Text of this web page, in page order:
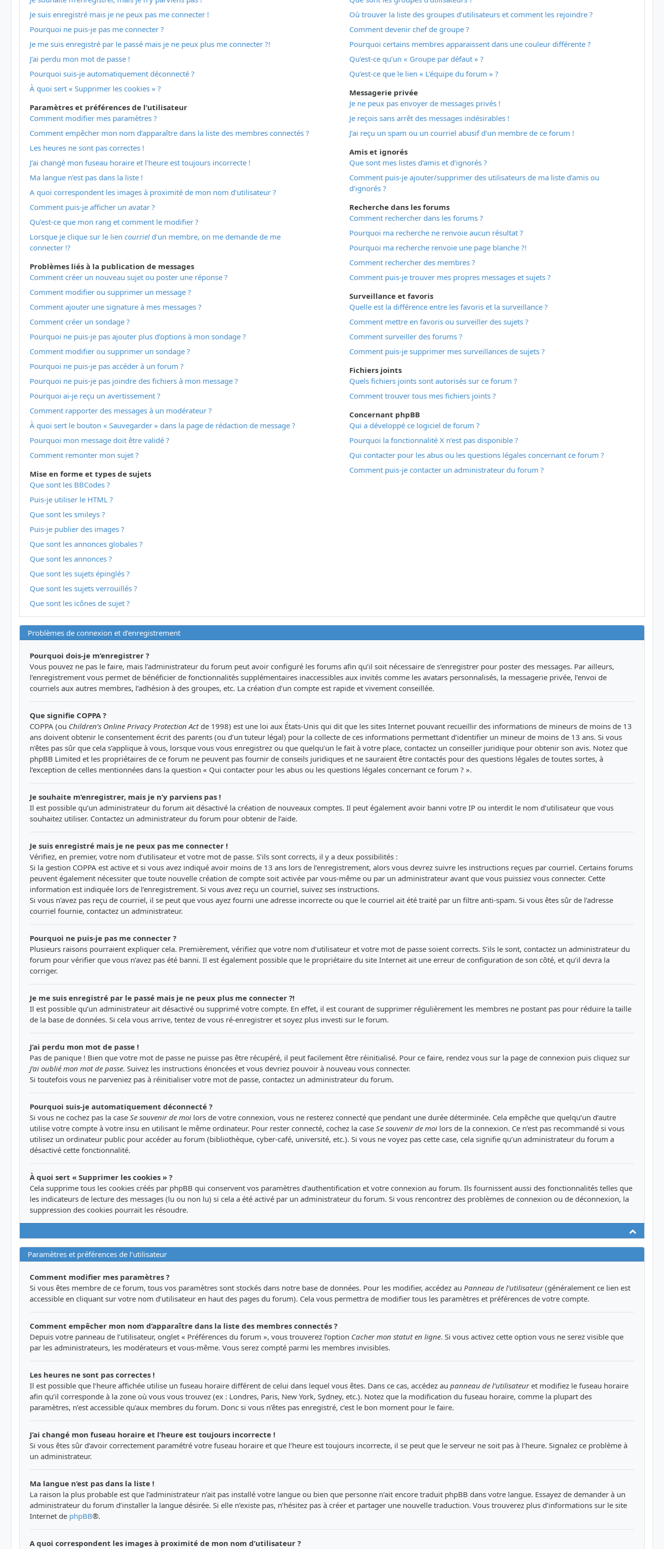
Je suis enregistré mais je ne peux pas me connecter !
Pourquoi ne puis-je pas me connecter ?
Je me suis enregistré par le passé mais je ne peux plus me connecter ?!
J’ai perdu mon mot de passe !
Pourquoi suis-je automatiquement déconnecté ?
À quoi sert « Supprimer les cookies » ?
Paramètres et préférences de l’utilisateur
Comment modifier mes paramètres ?
Comment empêcher mon nom d’apparaître dans la liste des membres connectés ?
Les heures ne sont pas correctes !
J’ai changé mon fuseau horaire et l’heure est toujours incorrecte !
Ma langue n’est pas dans la liste !
A quoi correspondent les images à proximité de mon nom d’utilisateur ?
Comment puis-je afficher un avatar ?
Qu’est-ce que mon rang et comment le modifier ?
Lorsque je clique sur le lien courriel d’un membre, on me demande de me
connecter !?
Problèmes liés à la publication de messages
Comment créer un nouveau sujet ou poster une réponse ?
Comment modifier ou supprimer un message ?
Comment ajouter une signature à mes messages ?
Comment créer un sondage ?
Pourquoi ne puis-je pas ajouter plus d’options à mon sondage ?
Comment modifier ou supprimer un sondage ?
Pourquoi ne puis-je pas accéder à un forum ?
Pourquoi ne puis-je pas joindre des fichiers à mon message ?
Pourquoi ai-je reçu un avertissement ?
Comment rapporter des messages à un modérateur ?
À quoi sert le bouton « Sauvegarder » dans la page de rédaction de message ?
Pourquoi mon message doit être validé ?
Comment remonter mon sujet ?
Mise en forme et types de sujets
Que sont les BBCodes ?
Puis-je utiliser le HTML ?
Que sont les smileys ?
Puis-je publier des images ?
Que sont les annonces globales ?
Que sont les annonces ?
Que sont les sujets épinglés ?
Que sont les sujets verrouillés ?
Que sont les icônes de sujet ?
Où trouver la liste des groupes d’utilisateurs et comment les rejoindre ?
Comment devenir chef de groupe ?
Pourquoi certains membres apparaissent dans une couleur différente ?
Qu’est-ce qu’un « Groupe par défaut » ?
Qu’est-ce que le lien « L’équipe du forum » ?
Messagerie privée
Je ne peux pas envoyer de messages privés !
Je reçois sans arrêt des messages indésirables !
J’ai reçu un spam ou un courriel abusif d’un membre de ce forum !
Amis et ignorés
Que sont mes listes d’amis et d’ignorés ?
Comment puis-je ajouter/supprimer des utilisateurs de ma liste d’amis ou
d’ignorés ?
Recherche dans les forums
Comment rechercher dans les forums ?
Pourquoi ma recherche ne renvoie aucun résultat ?
Pourquoi ma recherche renvoie une page blanche ?!
Comment rechercher des membres ?
Comment puis-je trouver mes propres messages et sujets ?
Surveillance et favoris
Quelle est la différence entre les favoris et la surveillance ?
Comment mettre en favoris ou surveiller des sujets ?
Comment surveiller des forums ?
Comment puis-je supprimer mes surveillances de sujets ?
Fichiers joints
Quels fichiers joints sont autorisés sur ce forum ?
Comment trouver tous mes fichiers joints ?
Concernant phpBB
Qui a développé ce logiciel de forum ?
Pourquoi la fonctionnalité X n’est pas disponible ?
Qui contacter pour les abus ou les questions légales concernant ce forum ?
Comment puis-je contacter un administrateur du forum ?
Problèmes de connexion et d’enregistrement
Pourquoi dois-je m’enregistrer ?
Vous pouvez ne pas le faire, mais l’administrateur du forum peut avoir configuré les forums afin qu’il soit nécessaire de s’enregistrer pour poster des messages. Par ailleurs,
l’enregistrement vous permet de bénéficier de fonctionnalités supplémentaires inaccessibles aux invités comme les avatars personnalisés, la messagerie privée, l’envoi de
courriels aux autres membres, l’adhésion à des groupes, etc. La création d’un compte est rapide et vivement conseillée.
Que signifie COPPA ?
COPPA (ou Children’s Online Privacy Protection Actde 1998) est une loi aux États-Unis qui dit que les sites Internet pouvant recueillir des informations de mineurs de moins de 13
ans doivent obtenir le consentement écrit des parents (ou d’un tuteur légal) pour la collecte de ces informations permettant d’identifier un mineur de moins de 13 ans. Si vous
n’êtes pas sûr que cela s’applique à vous, lorsque vous vous enregistrez ou que quelqu’un le fait à votre place, contactez un conseiller juridique pour obtenir son avis. Notez que
phpBB Limited et les propriétaires de ce forum ne peuvent pas fournir de conseils juridiques et ne sauraient être contactés pour des questions légales de toutes sortes, à
l’exception de celles mentionnées dans la question « Qui contacter pour les abus ou les questions légales concernant ce forum ? ».
Je souhaite m’enregistrer, mais je n’y parviens pas !
Il est possible qu’un administrateur du forum ait désactivé la création de nouveaux comptes. Il peut également avoir banni votre IP ou interdit le nom d’utilisateur que vous
souhaitez utiliser. Contactez un administrateur du forum pour obtenir de l’aide.
Je suis enregistré mais je ne peux pas me connecter !
Vérifiez, en premier, votre nom d’utilisateur et votre mot de passe. S’ils sont corrects, il y a deux possibilités :
Si la gestion COPPA est active et si vous avez indiqué avoir moins de 13 ans lors de l’enregistrement, alors vous devrez suivre les instructions reçues par courriel. Certains forums
peuvent également nécessiter que toute nouvelle création de compte soit activée par vous-même ou par un administrateur avant que vous puissiez vous connecter. Cette
information est indiquée lors de l’enregistrement. Si vous avez reçu un courriel, suivez ses instructions.
Si vous n’avez pas reçu de courriel, il se peut que vous ayez fourni une adresse incorrecte ou que le courriel ait été traité par un filtre anti-spam. Si vous êtes sûr de l’adresse
courriel fournie, contactez un administrateur.
Pourquoi ne puis-je pas me connecter ?
Plusieurs raisons pourraient expliquer cela. Premièrement, vérifiez que votre nom d’utilisateur et votre mot de passe soient corrects. S’ils le sont, contactez un administrateur du
forum pour vérifier que vous n’avez pas été banni. Il est également possible que le propriétaire du site Internet ait une erreur de configuration de son côté, et qu’il devra la
corriger.
Je me suis enregistré par le passé mais je ne peux plus me connecter ?!
Il est possible qu’un administrateur ait désactivé ou supprimé votre compte. En effet, il est courant de supprimer régulièrement les membres ne postant pas pour réduire la taille
de la base de données. Si cela vous arrive, tentez de vous ré-enregistrer et soyez plus investi sur le forum.
J’ai perdu mon mot de passe !
Pas de panique ! Bien que votre mot de passe ne puisse pas être récupéré, il peut facilement être réinitialisé. Pour ce faire, rendez vous sur la page de connexion puis cliquez sur
J’ai oublié mon mot de passe. Suivez les instructions énoncées et vous devriez pouvoir à nouveau vous connecter.
Si toutefois vous ne parveniez pas à réinitialiser votre mot de passe, contactez un administrateur du forum.
Pourquoi suis-je automatiquement déconnecté ?
Si vous ne cochez pas la case Se souvenir de moi lors de votre connexion, vous ne resterez connecté que pendant une durée déterminée. Cela empêche que quelqu’un d’autre
utilise votre compte à votre insu en utilisant le même ordinateur. Pour rester connecté, cochez la case Se souvenir de moi lors de la connexion. Ce n’est pas recommandé si vous
utilisez un ordinateur public pour accéder au forum (bibliothèque, cyber-café, université, etc.). Si vous ne voyez pas cette case, cela signifie qu’un administrateur du forum a
désactivé cette fonctionnalité.
À quoi sert « Supprimer les cookies » ?
Cela supprime tous les cookies créés par phpBB qui conservent vos paramètres d’authentification et votre connexion au forum. Ils fournissent aussi des fonctionnalités telles que
les indicateurs de lecture des messages (lu ou non lu) si cela a été activé par un administrateur du forum. Si vous rencontrez des problèmes de connexion ou de déconnexion, la
suppression des cookies pourrait les résoudre.
Haut
Paramètres et préférences de l’utilisateur
Comment modifier mes paramètres ?
Si vous êtes membre de ce forum, tous vos paramètres sont stockés dans notre base de données. Pour les modifier, accédez au Panneau de l’utilisateur(généralement ce lien est
accessible en cliquant sur votre nom d’utilisateur en haut des pages du forum). Cela vous permettra de modifier tous les paramètres et préférences de votre compte.
Comment empêcher mon nom d’apparaître dans la liste des membres connectés ?
Depuis votre panneau de l’utilisateur, onglet « Préférences du forum », vous trouverez l’option Cacher mon statut en ligne. Si vous activez cette option vous ne serez visible que
par les administrateurs, les modérateurs et vous-même. Vous serez compté parmi les membres invisibles.
Les heures ne sont pas correctes !
Il est possible que l’heure affichée utilise un fuseau horaire différent de celui dans lequel vous êtes. Dans ce cas, accédez au panneau de l’utilisateuret modifiez le fuseau horaire
afin qu’il corresponde à la zone où vous vous trouvez (ex : Londres, Paris, New York, Sydney, etc.). Notez que la modification du fuseau horaire, comme la plupart des
paramètres, n’est accessible qu’aux membres du forum. Donc si vous n’êtes pas enregistré, c’est le bon moment pour le faire.
J’ai changé mon fuseau horaire et l’heure est toujours incorrecte !
Si vous êtes sûr d’avoir correctement paramétré votre fuseau horaire et que l’heure est toujours incorrecte, il se peut que le serveur ne soit pas à l’heure. Signalez ce problème à
un administrateur.
Ma langue n’est pas dans la liste !
La raison la plus probable est que l’administrateur n’ait pas installé votre langue ou bien que personne n’ait encore traduit phpBB dans votre langue. Essayez de demander à un
administrateur du forum d’installer la langue désirée. Si elle n’existe pas, n’hésitez pas à créer et partager une nouvelle traduction. Vous trouverez plus d’informations sur le site
Internet de phpBB®.
A quoi correspondent les images à proximité de mon nom d’utilisateur ?